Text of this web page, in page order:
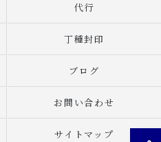
代行
丁種封印
ブログ
お問い合わせ
サイトマップ